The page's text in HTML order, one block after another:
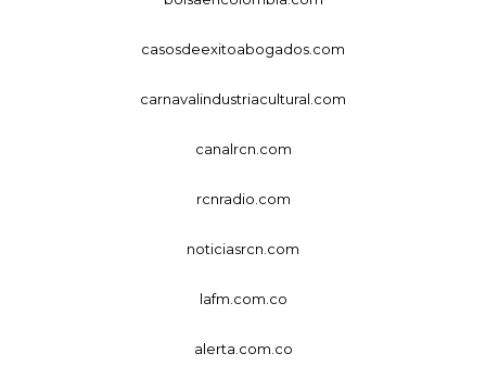
casosdeexitoabogados.com
carnavalindustriacultural.com
canalrcn.com
rcnradio.com
noticiasrcn.com
lafm.com.co
alerta.com.co